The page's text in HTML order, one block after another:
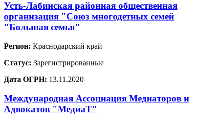
Усть-Лабинская районная общественная
организация "Союз многодетных семей
"Большая семья"
Регион: Краснодарский край
Статус: Зарегистрированные
Дата ОГРН: 13.11.2020
Международная Ассоциация Медиаторов и
Адвокатов "МедиаТ"